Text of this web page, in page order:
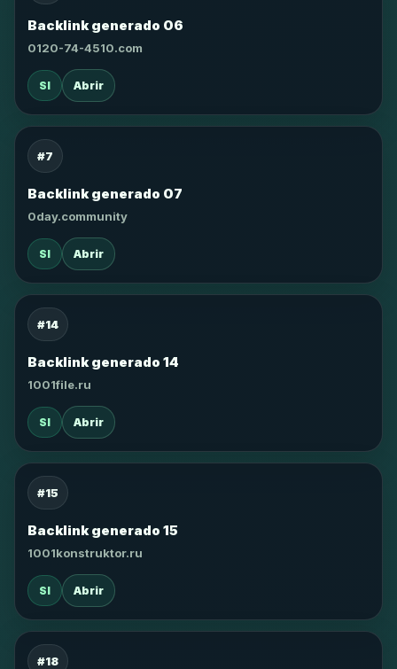
Backlink generado 06
0120-74-4510.com
SI Abrir
#7
Backlink generado 07
0day.community
SI Abrir
#14
Backlink generado 14
1001file.ru
SI Abrir
#15
Backlink generado 15
1001konstruktor.ru
SI Abrir
#18